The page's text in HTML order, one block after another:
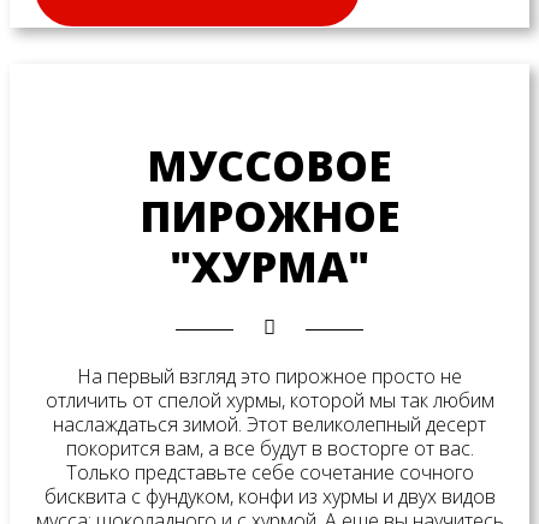
МУССОВОЕ
ПИРОЖНОЕ
"ХУРМА"
На первый взгляд это пирожное просто не
отличить от спелой хурмы, которой мы так любим
наслаждаться зимой. Этот великолепный десерт
покорится вам, а все будут в восторге от вас.
Только представьте себе сочетание сочного
бисквита с фундуком, конфи из хурмы и двух видов